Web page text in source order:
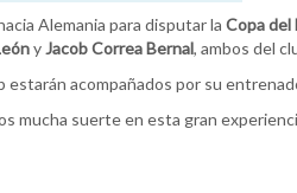
Alemania para disputar la Copa del
y Jacob Correa Bernal, ambos del
estarán acompañados por su
mucha suerte en esta gran